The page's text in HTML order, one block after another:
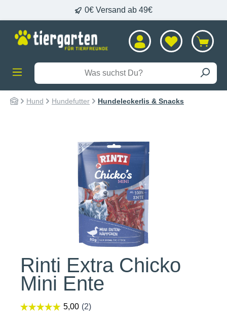
0€ Versand ab 49€
Hund Hundefutter Hundeleckerlis & Snacks
Rinti Extra Chicko
Mini Ente